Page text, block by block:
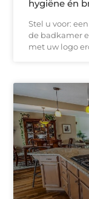
hygiëne én
Stel u voor:
de badkamer
met uw logo